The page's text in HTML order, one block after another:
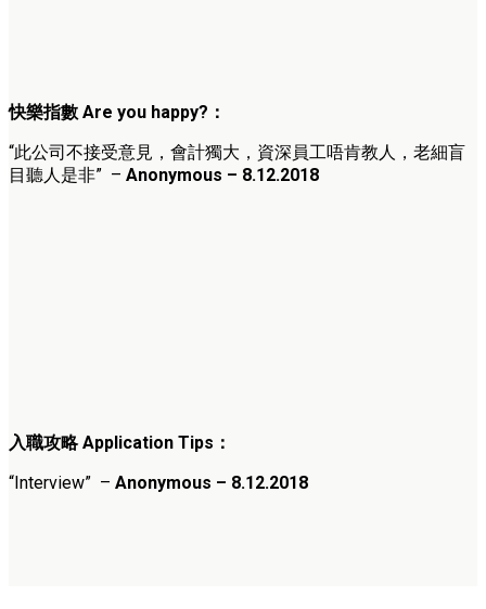
快樂指數 Are you happy?：
“此公司不接受意見，會計獨大，資深員工唔肯教人， 老細盲
目聽人是非” – Anonymous – 8.12.2018
入職攻略 Application Tips：
“Interview” – Anonymous – 8.12.2018